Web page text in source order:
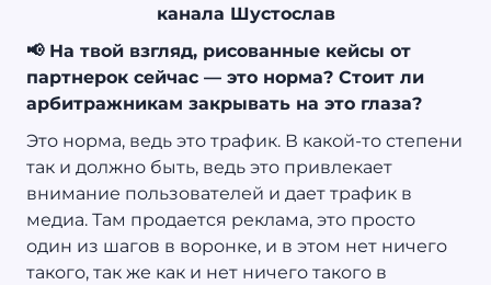
канала Шустослав
📢 На твой взгляд, рисованные кейсы от
партнерок сейчас — это норма? Стоит ли
арбитражникам закрывать на это глаза?
Это норма, ведь это трафик. В какой-то степени
так и должно быть, ведь это привлекает
внимание пользователей и дает трафик в
медиа. Там продается реклама, это просто
один из шагов в воронке, и в этом нет ничего
такого, так же как и нет ничего такого в